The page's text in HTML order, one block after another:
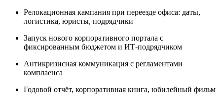
Релокационная кампания при переезде офиса: даты,
логистика, юристы, подрядчики
Запуск нового корпоративного портала с
фиксированным бюджетом и ИТ-подрядчиком
Антикризисная коммуникация с регламентами
комплаенса
Годовой отчёт, корпоративная книга, юбилейный фильм